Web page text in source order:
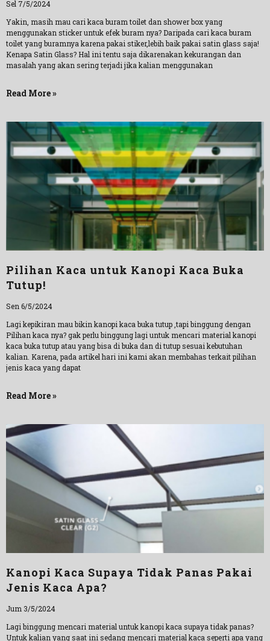
Sel 7/5/2024
Yakin, masih mau cari kaca buram toilet dan shower box yang
menggunakan sticker untuk efek buram nya? Daripada cari kaca buram
toilet yang buramnya karena pakai stiker,lebih baik pakai satin glass saja!
Kenapa Satin Glass? Hal ini tentu saja dikarenakan kekurangan dan
masalah yang akan sering terjadi jika kalian menggunakan
Read More »
Pilihan Kaca untuk Kanopi Kaca Buka
Tutup!
Sen 6/5/2024
Lagi kepikiran mau bikin kanopi kaca buka tutup ,tapi binggung dengan
Pilihan kaca nya? gak perlu binggung lagi untuk mencari material kanopi
kaca buka tutup atau yang bisa di buka dan di tutup sesuai kebutuhan
kalian. Karena, pada artikel hari ini kami akan membahas terkait pilihan
jenis kaca yang dapat
Read More »
Kanopi Kaca Supaya Tidak Panas Pakai
Jenis Kaca Apa?
Jum 3/5/2024
Lagi binggung mencari material untuk kanopi kaca supaya tidak panas?
Untuk kalian yang saat ini sedang mencari material kaca seperti apa yang